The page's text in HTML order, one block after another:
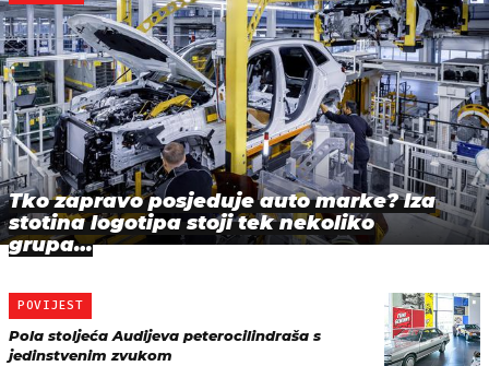
Tko zapravo posjeduje auto marke? Iza
stotina logotipa stoji tek nekoliko
grupa…
POVIJEST
Pola stoljeća Audijeva peterocilindraša s
jedinstvenim zvukom